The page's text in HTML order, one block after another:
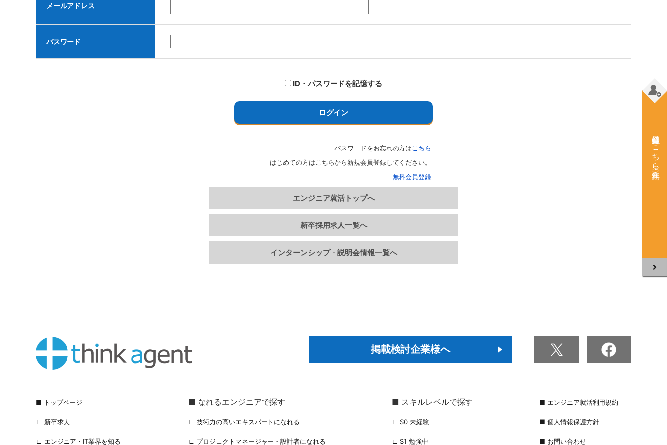
メールアドレス
パスワード
ID・パスワードを記憶する
ログイン
パスワードをお忘れの方は こちら
はじめての方はこちらから新規会員登録してください。
無料会員登録
エンジニア就活トップへ
新卒採用求人一覧へ
インターンシップ・説明会情報一覧へ
掲載検討企業様へ
■ トップページ
∟ 新卒求人
∟ エンジニア・IT業界を知る
■ なれるエンジニアで探す
∟ 技術力の高いエキスパートになれる
∟ プロジェクトマネージャー・設計者になれる
■ スキルレベルで探す
∟ S0 未経験
∟ S1 勉強中
■ エンジニア就活利用規約
■ 個人情報保護方針
■ お問い合わせ
会員登録はこちら（無料）